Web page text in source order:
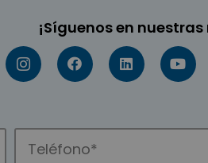
¡Síguenos en